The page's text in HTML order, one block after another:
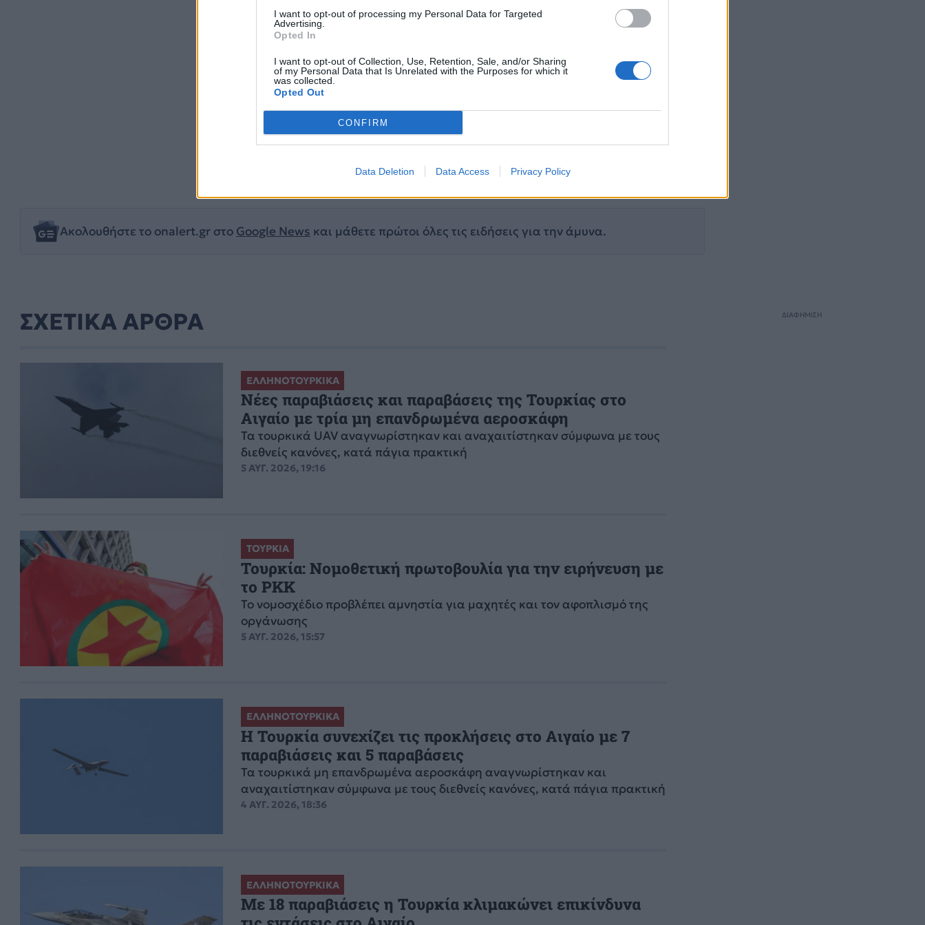
I want to opt-out of processing my Personal Data for Targeted
Advertising.
Opted In
I want to opt-out of Collection, Use, Retention, Sale, and/or Sharing
of my Personal Data that Is Unrelated with the Purposes for which it
was collected.
Opted Out
CONFIRM
Data Deletion Data Access Privacy Policy
Ακολουθήστε το onalert.gr στο Google News και μάθετε πρώτοι όλες τις ειδήσεις για την άμυνα.
ΥΠΟΥΡΓΕΙΟ ΜΕΤΑΝΑΣΤΕΥΣΗΣ ΚΑΙ ΑΣΥΛΟΥ
ΣΧΕΤΙΚΑ ΑΡΘΡΑ
ΕΛΛΗΝΟΤΟΥΡΚΙΚΑ
Νέες παραβιάσεις και παραβάσεις της Τουρκίας στο
Αιγαίο με τρία μη επανδρωμένα αεροσκάφη
Τα τουρκικά UAV αναγνωρίστηκαν και αναχαιτίστηκαν σύμφωνα με τους
διεθνείς κανόνες, κατά πάγια πρακτική
5 ΑΥΓ. 2026, 19:16
ΤΟΥΡΚΙΑ
Τουρκία: Νομοθετική πρωτοβουλία για την ειρήνευση με
το PKK
Το νομοσχέδιο προβλέπει αμνηστία για μαχητές και τον αφοπλισμό της
οργάνωσης
5 ΑΥΓ. 2026, 15:57
ΕΛΛΗΝΟΤΟΥΡΚΙΚΑ
Η Τουρκία συνεχίζει τις προκλήσεις στο Αιγαίο με 7
παραβιάσεις και 5 παραβάσεις
Τα τουρκικά μη επανδρωμένα αεροσκάφη αναγνωρίστηκαν και
αναχαιτίστηκαν σύμφωνα με τους διεθνείς κανόνες, κατά πάγια πρακτική
4 ΑΥΓ. 2026, 18:36
ΕΛΛΗΝΟΤΟΥΡΚΙΚΑ
Με 18 παραβιάσεις η Τουρκία κλιμακώνει επικίνδυνα
ΔΙΑΦΗΜΙΣΗ